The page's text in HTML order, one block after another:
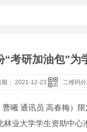
“考研加油包”为
： 2021-12-23 二维码
曦 通讯员 高春梅）
大学学生资助中心